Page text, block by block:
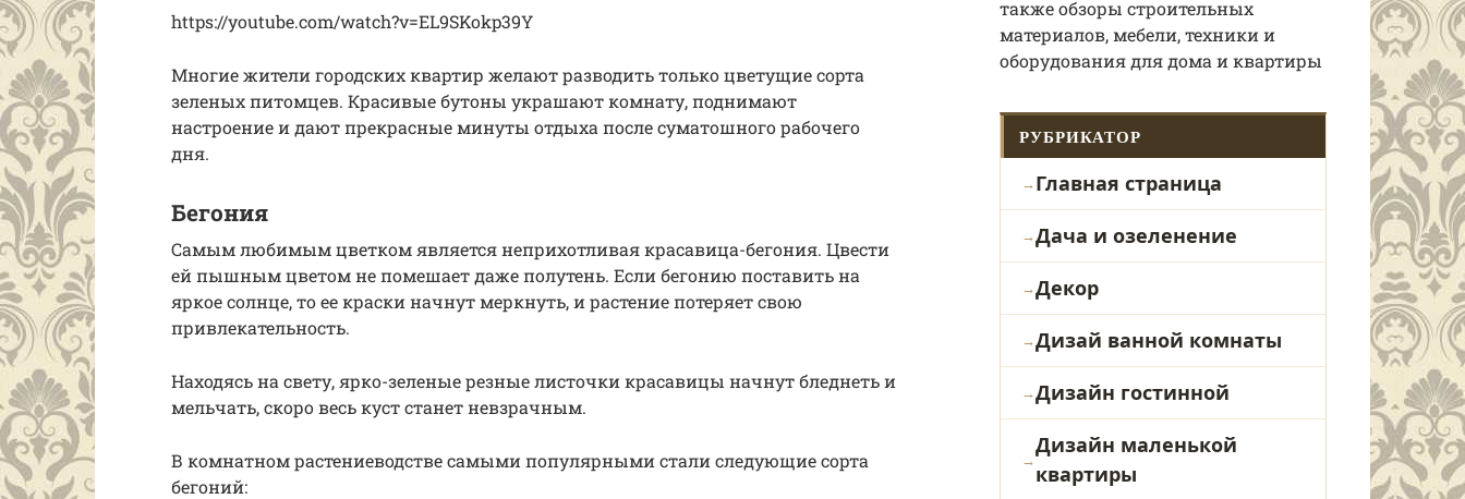
https://youtube.com/watch?v=EL9SKokp39Y
Многие жители городских квартир желают разводить только цветущие сорта
зеленых питомцев. Красивые бутоны украшают комнату, поднимают
настроение и дают прекрасные минуты отдыха после суматошного рабочего
дня.
Бегония
Самым любимым цветком является неприхотливая красавица-бегония. Цвести
ей пышным цветом не помешает даже полутень. Если бегонию поставить на
яркое солнце, то ее краски начнут меркнуть, и растение потеряет свою
привлекательность.
Находясь на свету, ярко-зеленые резные листочки красавицы начнут бледнеть и
мельчать, скоро весь куст станет невзрачным.
В комнатном растениеводстве самыми популярными стали следующие сорта
бегоний:
также обзоры строительных
материалов, мебели, техники и
оборудования для дома и квартиры
РУБРИКАТОР
Главная страница
Дача и озеленение
Декор
Дизай ванной комнаты
Дизайн гостинной
Дизайн маленькой
квартиры